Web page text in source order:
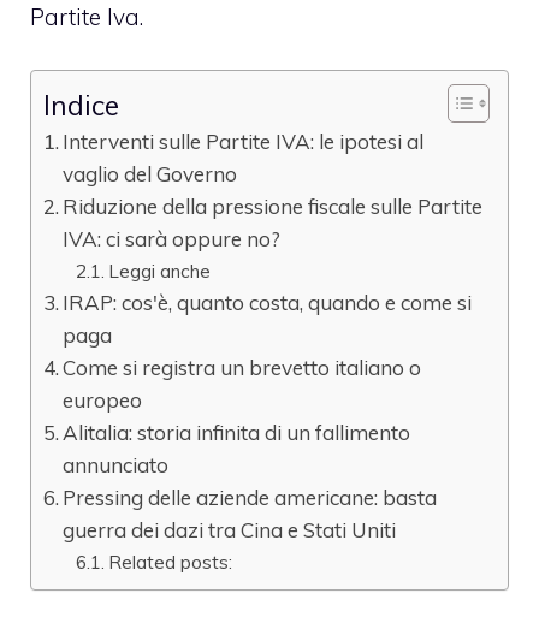
Partite Iva.
Indice
Interventi sulle Partite IVA: le ipotesi al
vaglio del Governo
Riduzione della pressione fiscale sulle Partite
IVA: ci sarà oppure no?
Leggi anche
IRAP: cos'è, quanto costa, quando e come si
paga
Come si registra un brevetto italiano o
europeo
Alitalia: storia infinita di un fallimento
annunciato
Pressing delle aziende americane: basta
guerra dei dazi tra Cina e Stati Uniti
Related posts: